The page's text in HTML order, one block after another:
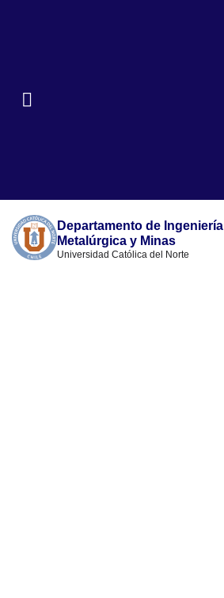
Departamento de Ingeniería
Metalúrgica y Minas
Universidad Católica del Norte